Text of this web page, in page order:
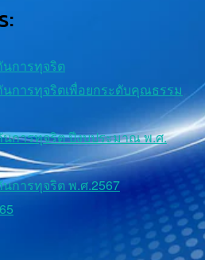
การทุจริต
การทุจริตเพื่อยกระดับคุณธรรม
การทุจริต ปีงบประมาณ พ.ศ.
การทุจริต พ.ศ.2567